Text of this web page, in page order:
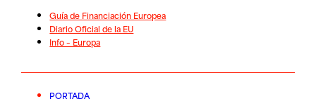
Guía de Financiación Europea
Diario Oficial de la EU
Info – Europa
PORTADA